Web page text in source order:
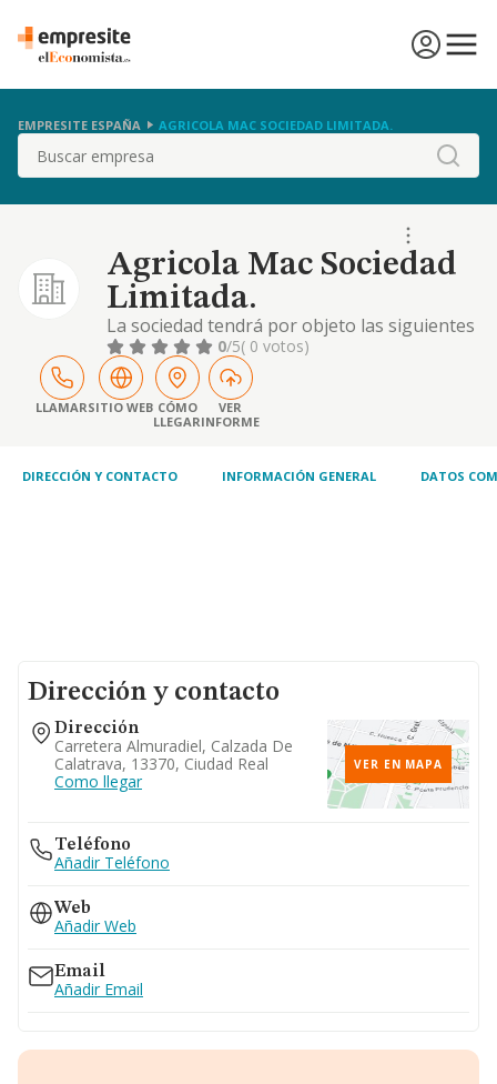
EMPRESITE ESPAÑA AGRICOLA MAC SOCIEDAD LIMITADA.
Buscar
Agricola Mac Sociedad
Limitada.
La sociedad tendrá por objeto las siguientes
actividades: servicios y trabajos agrícolas.
cnae: 0161
0/5( 0 votos)
LLAMARSITIO WEB CÓMO
LLEGAR
VER
INFORME
DIRECCIÓN Y CONTACTO INFORMACIÓN GENERAL DATOS
Dirección y contacto
Dirección
Carretera Almuradiel, Calzada De
Calatrava, 13370, Ciudad Real
Como llegar
VER EN MAPA
Teléfono
Añadir Teléfono
Web
Añadir Web
Email
Añadir Email